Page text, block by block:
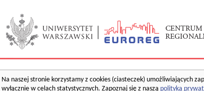
Na naszej stronie korzystamy z cookies (ciasteczek) umożliwiających
wyłącznie w celach statystycznych. Zapoznaj się z naszą polityką